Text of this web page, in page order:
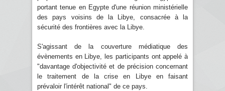
portant tenue en Egypte d'une réunion ministérielle
des pays voisins de la Libye, consacrée à la
sécurité des frontières avec la Libye.
S'agissant de la couverture médiatique des
évènements en Libye, les participants ont appelé à
"davantage d'objectivité et de précision concernant
le traitement de la crise en Libye en faisant
prévaloir l'intérêt national" de ce pays.